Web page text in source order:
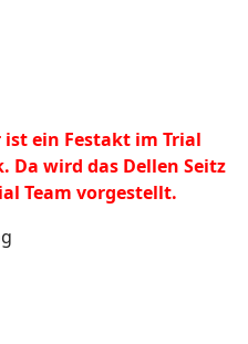
ist ein Festakt im Trial
Da wird das Dellen Seitz
Team vorgestellt.